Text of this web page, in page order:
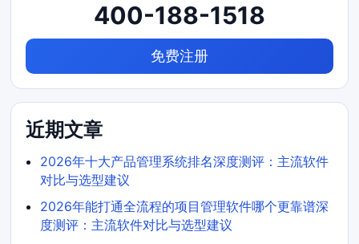
400-188-1518
免费注册
近期文章
2026年十大产品管理系统排名深度测评：主流软件
对比与选型建议
2026年能打通全流程的项目管理软件哪个更靠谱深
度测评：主流软件对比与选型建议